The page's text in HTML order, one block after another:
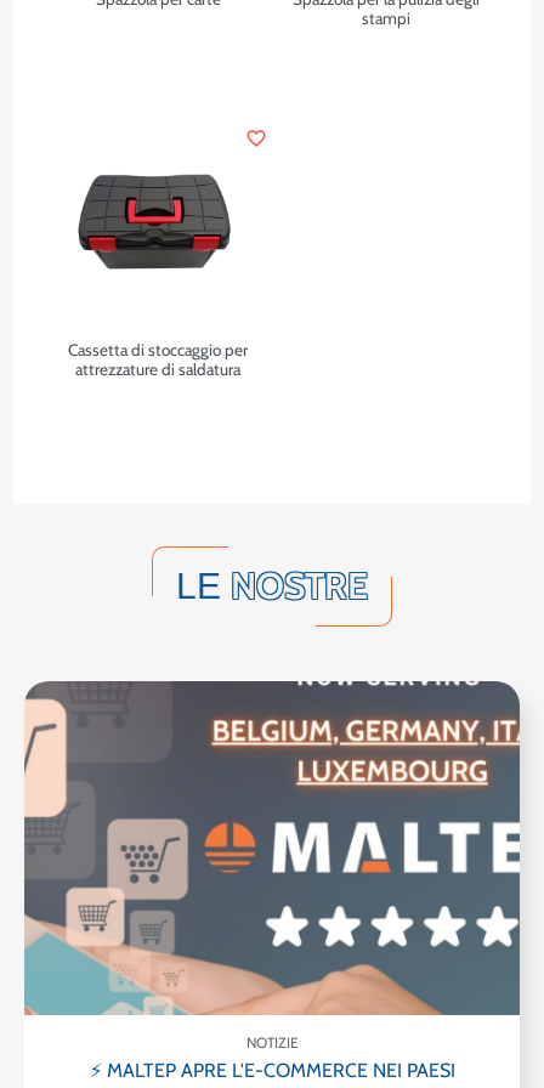
stampi
Cassetta di stoccaggio per
attrezzature di saldatura
favorite_border
LE NOSTRE
NOTIZIE
⚡ MALTEP APRE L'E-COMMERCE NEI PAESI